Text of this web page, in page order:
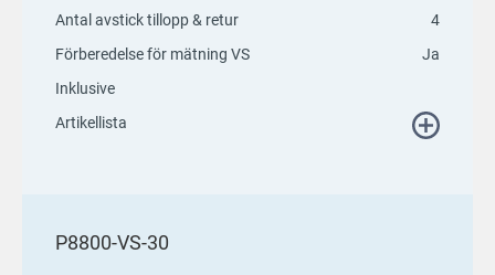
Antal avstick tillopp & retur
4
Förberedelse för mätning VS
Ja
Inklusive
Artikellista
P8800-VS-30